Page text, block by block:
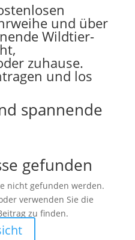
und über
Wildtier-
zuhause.
und los
spannende
gefunden
nicht gefunden werden.
verwenden Sie die
zu finden.